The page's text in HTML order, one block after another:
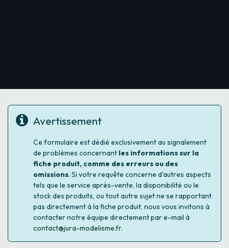
Avertissement
Ce formulaire est dédié exclusivement au signalement
de problèmes concernant les informations sur la
fiche produit, comme des erreurs ou des
omissions. Si votre requête concerne d'autres aspects
tels que le service après-vente, la disponibilité ou le
stock des produits, ou tout autre sujet ne se rapportant
pas directement à la fiche produit, nous vous invitons à
contacter notre équipe directement par e-mail à
contact@jura-modelisme.fr.